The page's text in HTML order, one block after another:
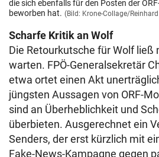
die sich ebenfalls für den Posten der
beworben hat. (Bild: Krone-Collage/
Scharfe Kritik an Wolf
Die Retourkutsche für Wolf ließ
warten. FPÖ-Generalsekretär
etwa ortet einen Akt
jüngsten Aussagen von ORF-
sind an Überheblichkeit und
überbieten. Ausgerechnet ein
Senders, der erst kürzlich mit
Fake-News-Kampagne gegen